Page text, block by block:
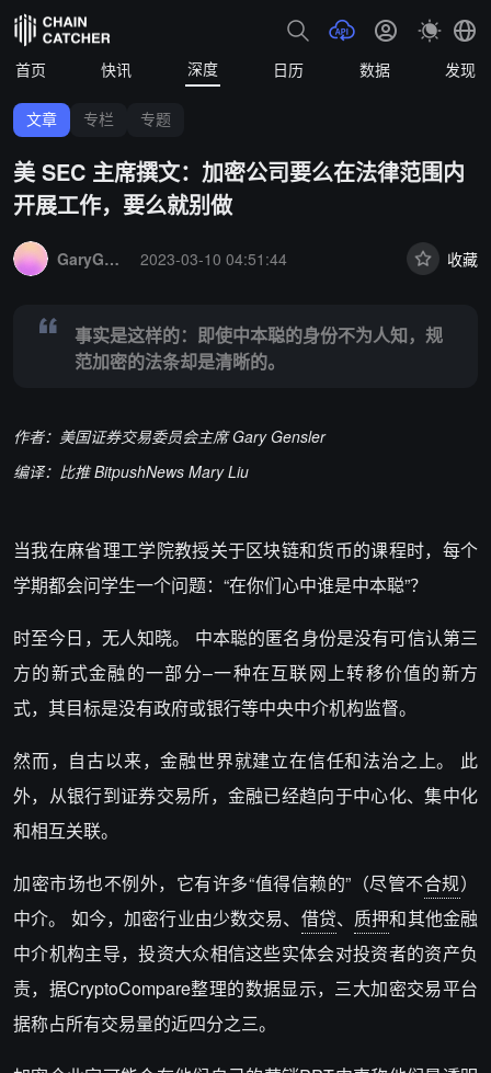
首页 快讯 深度 日历 数据 发现
文章 专栏 专题
美 SEC 主席撰文：加密公司要么在法律范围内
开展工作，要么就别做
GaryGensler
2023-03-10 04:51:44 收藏
事实是这样的：即使中本聪的身份不为人知，规
范加密的法条却是清晰的。
作者：美国证券交易委员会主席Gary Gensler
编译：比推 BitpushNews Mary Liu
当我在麻省理工学院教授关于区块链和货币的课程时，每个
学期都会问学生一个问题：“在你们心中谁是中本聪”？
时至今日，无人知晓。 中本聪的匿名身份是没有可信认第三
方的新式金融的一部分–一种在互联网上转移价值的新方
式，其目标是没有政府或银行等中央中介机构监督。
然而，自古以来，金融世界就建立在信任和法治之上。 此
外，从银行到证券交易所，金融已经趋向于中心化、集中化
和相互关联。
加密市场也不例外，它有许多“值得信赖的”（尽管不合规）
中介。 如今，加密行业由少数交易、 借贷、 质押和其他金融
中介机构主导，投资大众相信这些实体会对投资者的资产负
责，据CryptoCompare整理的数据显示，三大加密交易平台
据称占所有交易量的近四分之三。